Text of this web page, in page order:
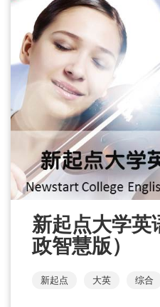
新起点大学英
政智慧版）
新起点 大英 综合